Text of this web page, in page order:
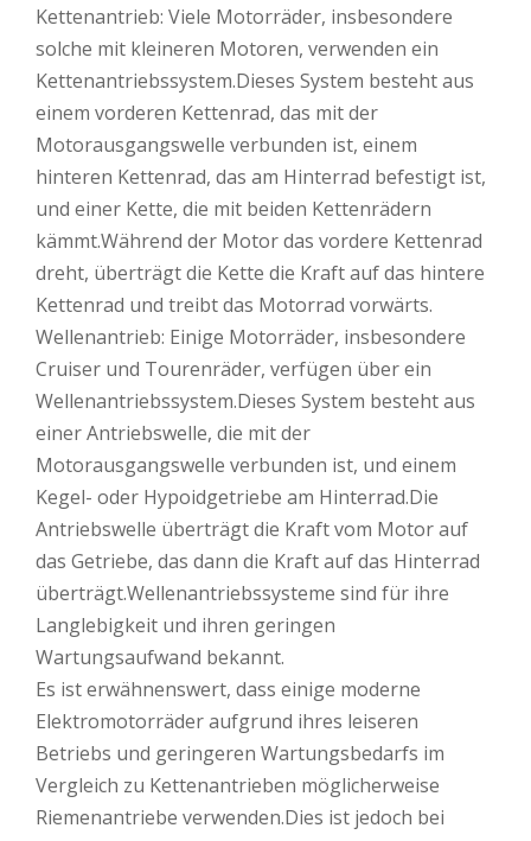
Kettenantrieb: Viele Motorräder, insbesondere
solche mit kleineren Motoren, verwenden ein
Kettenantriebssystem.Dieses System besteht aus
einem vorderen Kettenrad, das mit der
Motorausgangswelle verbunden ist, einem
hinteren Kettenrad, das am Hinterrad befestigt ist,
und einer Kette, die mit beiden Kettenrädern
kämmt.Während der Motor das vordere Kettenrad
dreht, überträgt die Kette die Kraft auf das hintere
Kettenrad und treibt das Motorrad vorwärts.
Wellenantrieb: Einige Motorräder, insbesondere
Cruiser und Tourenräder, verfügen über ein
Wellenantriebssystem.Dieses System besteht aus
einer Antriebswelle, die mit der
Motorausgangswelle verbunden ist, und einem
Kegel- oder Hypoidgetriebe am Hinterrad.Die
Antriebswelle überträgt die Kraft vom Motor auf
das Getriebe, das dann die Kraft auf das Hinterrad
überträgt.Wellenantriebssysteme sind für ihre
Langlebigkeit und ihren geringen
Wartungsaufwand bekannt.
Es ist erwähnenswert, dass einige moderne
Elektromotorräder aufgrund ihres leiseren
Betriebs und geringeren Wartungsbedarfs im
Vergleich zu Kettenantrieben möglicherweise
Riemenantriebe verwenden.Dies ist jedoch bei